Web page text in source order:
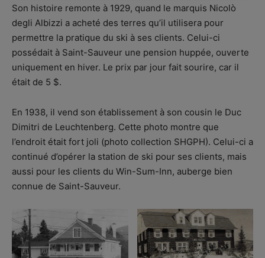
Son histoire remonte à 1929, quand le marquis Nicolò
degli Albizzi a acheté des terres qu’il utilisera pour
permettre la pratique du ski à ses clients. Celui-ci
possédait à Saint-Sauveur une pension huppée, ouverte
uniquement en hiver. Le prix par jour fait sourire, car il
était de 5 $.
En 1938, il vend son établissement à son cousin le Duc
Dimitri de Leuchtenberg. Cette photo montre que
l’endroit était fort joli (photo collection SHGPH). Celui-ci a
continué d’opérer la station de ski pour ses clients, mais
aussi pour les clients du Win-Sum-Inn, auberge bien
connue de Saint-Sauveur.